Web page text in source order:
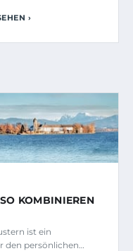
›
KOMBINIEREN
ist ein
den persönlichen…